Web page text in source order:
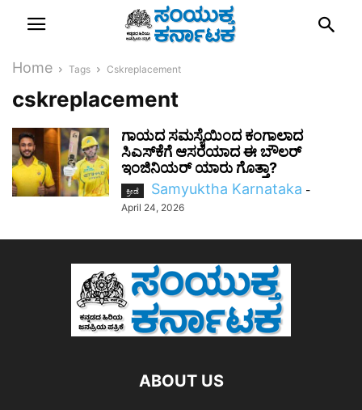
Home Tags Cskreplacement
cskreplacement
ಗಾಯದ ಸಮಸ್ಯೆಯಿಂದ ಕಂಗಾಲಾದ
ಸಿಎಸ್‌ಕೆಗೆ ಆಸರೆಯಾದ ಈ ಬೌಲರ್
ಇಂಜಿನಿಯರ್ ಯಾರು ಗೊತ್ತಾ?
ಕ್ರೀಡೆ Samyuktha Karnataka -
April 24, 2026
ABOUT US